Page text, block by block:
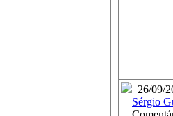
26/09/
Sérgio